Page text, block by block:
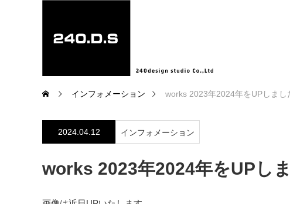
インフォメーション works 2023年2024年をUPしまし
2024.04.12 インフォメーション
works 2023年2024年をUPしま